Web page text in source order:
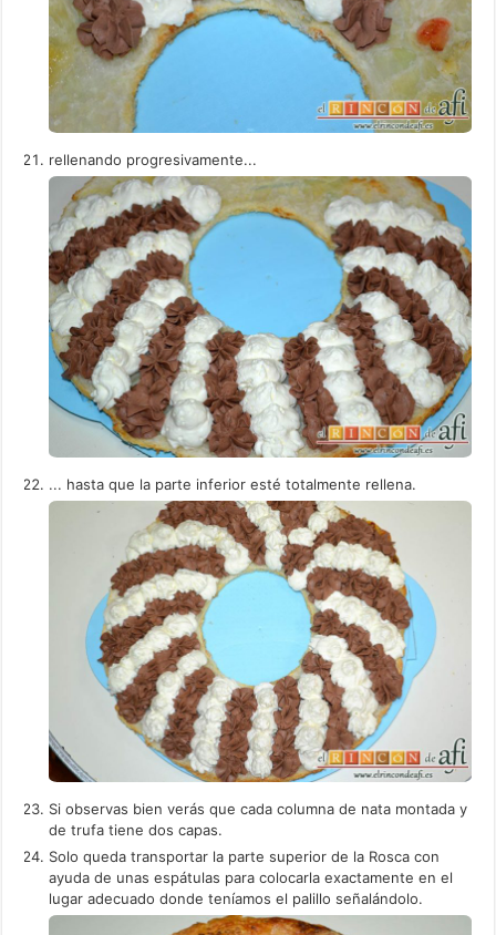
rellenando progresivamente...
... hasta que la parte inferior esté totalmente rellena.
Si observas bien verás que cada columna de nata montada y
de trufa tiene dos capas.
Solo queda transportar la parte superior de la Rosca con
ayuda de unas espátulas para colocarla exactamente en el
lugar adecuado donde teníamos el palillo señalándolo.